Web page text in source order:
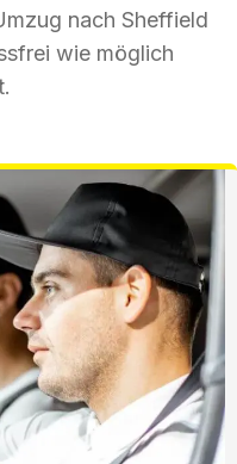
nach Sheffield
wie möglich